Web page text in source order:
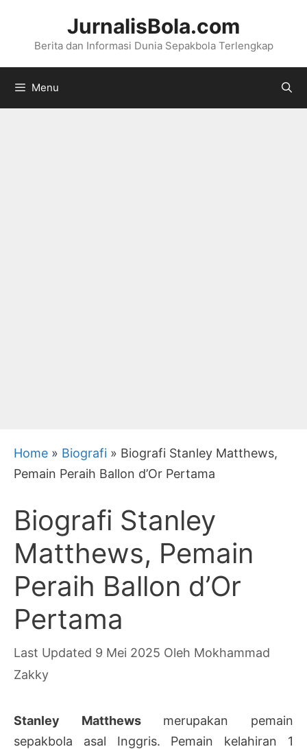
JurnalisBola.com
Berita dan Informasi Dunia Sepakbola Terlengkap
Menu
Home » Biografi » Biografi Stanley Matthews,
Pemain Peraih Ballon d’Or Pertama
Biografi Stanley
Matthews, Pemain
Peraih Ballon d’Or
Pertama
9 Mei 2025 Oleh Mokhammad
Zakky
Stanley Matthewsmerupakan pemain
sepakbola asal Inggris. Pemain kelahiran 1